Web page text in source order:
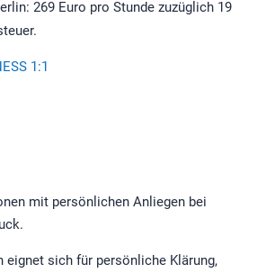
269 Euro pro Stunde zuzüglich 19
1:1
mit persönlichen Anliegen bei
eignet sich für persönliche Klärung,